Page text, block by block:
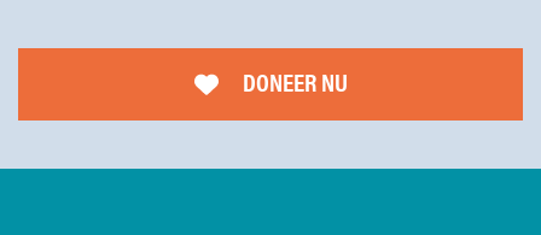
DONEER NU